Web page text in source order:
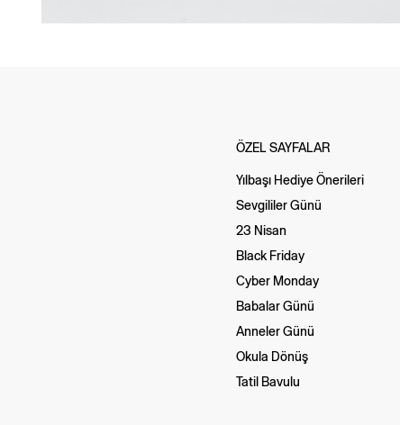
ÖZEL SAYFALAR
Yılbaşı Hediye Önerileri
Sevgililer Günü
23 Nisan
Black Friday
Cyber Monday
Babalar Günü
Anneler Günü
Okula Dönüş
Tatil Bavulu